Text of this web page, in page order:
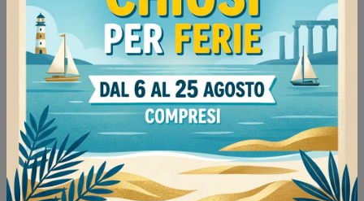
Continua a navigare
Letti Cinquanta3 Mede
Letti Cinquanta3 Tortona
Letti Cinquanta3 Stradella
Letti Cinquanta3 Mortara